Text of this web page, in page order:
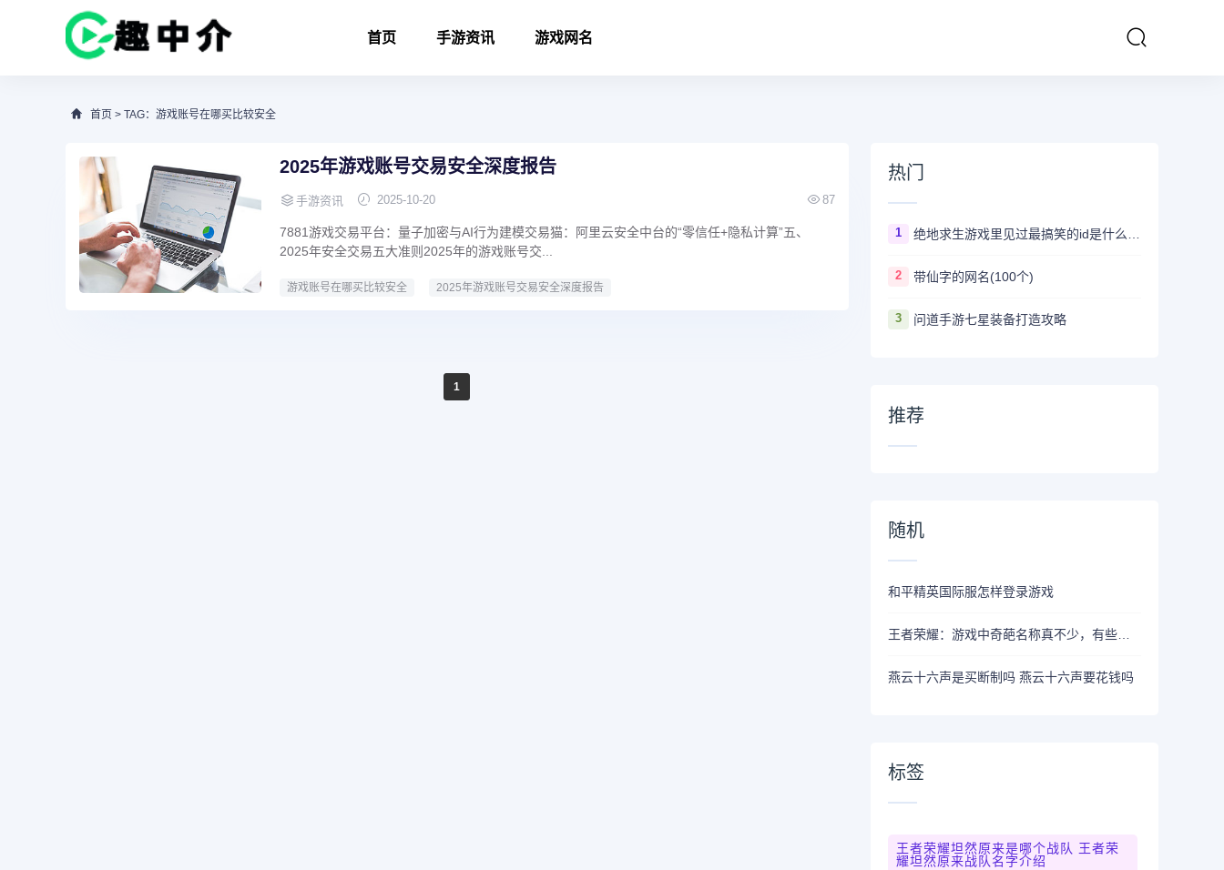
首页 手游资讯 游戏网名
首页 > TAG：游戏账号在哪买比较安全
2025年游戏账号交易安全深度报告
手游资讯 2025-10-20 87
7881游戏交易平台：量子加密与AI行为建模交易猫：阿里云安全中台的“零信任+隐私计算”五、
2025年安全交易五大准则2025年的游戏账号交...
游戏账号在哪买比较安全 2025年游戏账号交易安全深度报告
1
热门
1
2 带仙字的网名(100个)
3 问道手游七星装备打造攻略
推荐
随机
和平精英国际服怎样登录游戏
燕云十六声是买断制吗 燕云十六声要花钱吗
标签
王者荣耀坦然原来是哪个战队 王者荣
耀坦然原来战队名字介绍